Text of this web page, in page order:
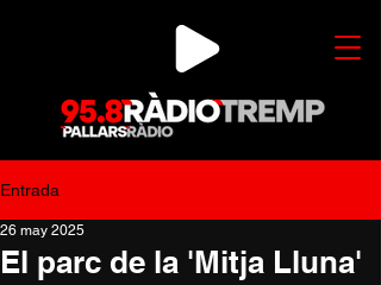
Entrada
El parc de la 'Mitja Lluna'
26 may 2025